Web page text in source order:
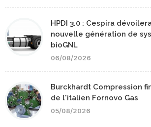
HPDI 3.0 : Cespira
nouvelle génération de
bioGNL
06/08/2026
Burckhardt Compression
de l'italien Fornovo Gas
05/08/2026